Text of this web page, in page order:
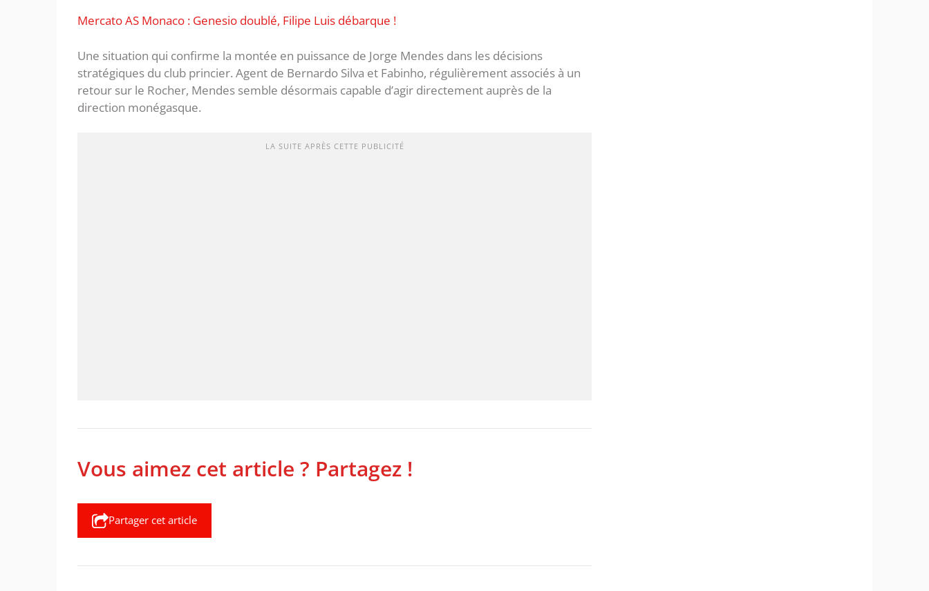
Mercato AS Monaco : Genesio doublé, Filipe Luis débarque !
Une situation qui confirme la montée en puissance de Jorge Mendes dans les décisions
stratégiques du club princier. Agent de Bernardo Silva et Fabinho, régulièrement associés à un
retour sur le Rocher, Mendes semble désormais capable d’agir directement auprès de la
direction monégasque.
LA SUITE APRÈS CETTE PUBLICITÉ
Vous aimez cet article ? Partagez !
Partager cet article